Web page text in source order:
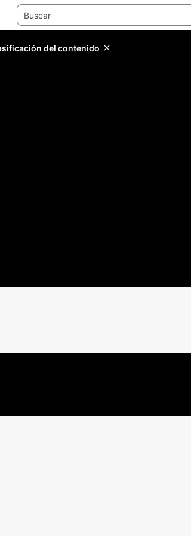
del contenido